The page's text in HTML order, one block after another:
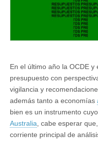
En el último año la OCDE
presupuesto con
vigilancia y
además tanto a economías
bien es un instrumento
Australia , cabe esperar
corriente principal de